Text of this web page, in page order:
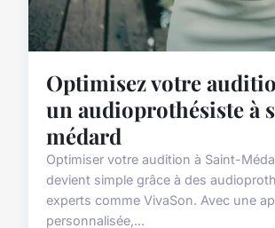
Optimisez votre
un audioprothésiste à
médard
Optimiser votre audition à Saint-
devient simple grâce à des
experts comme VivaSon. Avec une
personnalisée,...